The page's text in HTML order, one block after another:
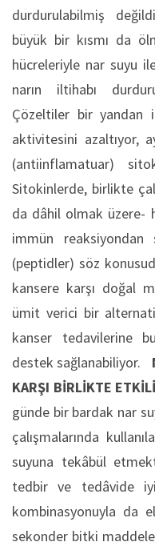
durdurulabilmiş
büyük bir kısmı da
hücreleriyle nar suyu
narın iltihabı
Çözeltiler bir yandan
aktivitesini azaltıyor,
(antiinflamatuar)
Sitokinlerde, birlikte
da dâhil olmak üzere-
immün reaksiyondan
(peptidler) söz
kansere karşı doğal
ümit verici bir
kanser tedavilerine
destek sağlanabiliyor.
KARŞI BİRLİKTE ETKİLİ
günde bir bardak nar
çalışmalarında
suyuna tekâbül
tedbir ve tedâvide
kombinasyonuyla da
sekonder bitki